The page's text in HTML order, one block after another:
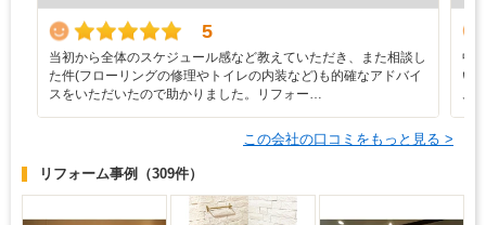
5
当初から全体のスケジュール感など教えていただき、また相談し
た件(フローリングの修理やトイレの内装など)も的確なアドバイ
スをいただいたので助かりました。リフォー…
中
い
ム
この会社の口コミをもっと見る >
リフォーム事例 （309件）